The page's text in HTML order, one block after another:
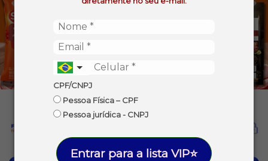
CPF/CNPJ
Pessoa Física – CPF
Pessoa jurídica - CNPJ
Entrar para a lista VIP⭐